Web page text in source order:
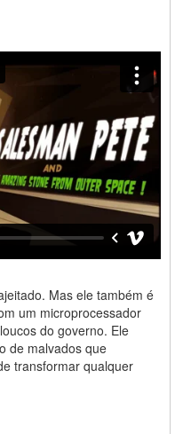
Mas ele também é
um microprocessador
do governo. Ele
de malvados que
transformar qualquer